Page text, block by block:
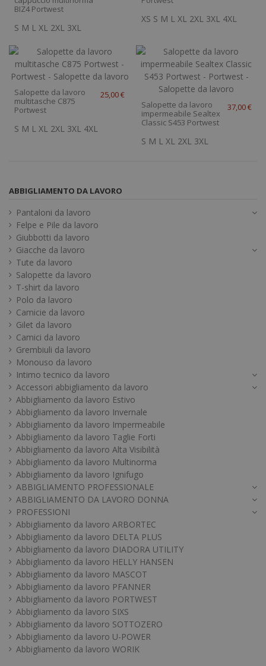
BIZ4 Portwest
S M L XL 2XL 3XL
XS S M L XL 2XL 3XL 4XL
Salopette da lavoro
multitasche C875
Portwest
25,00 €
S M L XL 2XL 3XL 4XL
Salopette da lavoro
impermeabile Sealtex
Classic S453 Portwest
37,00 €
S M L XL 2XL 3XL
ABBIGLIAMENTO DA LAVORO
Pantaloni da lavoro
Felpe e Pile da lavoro
Giubbotti da lavoro
Giacche da lavoro
Tute da lavoro
Salopette da lavoro
T-shirt da lavoro
Polo da lavoro
Camicie da lavoro
Gilet da lavoro
Camici da lavoro
Grembiuli da lavoro
Monouso da lavoro
Intimo tecnico da lavoro
Accessori abbigliamento da lavoro
Abbigliamento da lavoro Estivo
Abbigliamento da lavoro Invernale
Abbigliamento da lavoro Impermeabile
Abbigliamento da lavoro Taglie Forti
Abbigliamento da lavoro Alta Visibilità
Abbigliamento da lavoro Multinorma
Abbigliamento da lavoro Ignifugo
ABBIGLIAMENTO PROFESSIONALE
ABBIGLIAMENTO DA LAVORO DONNA
PROFESSIONI
Abbigliamento da lavoro ARBORTEC
Abbigliamento da lavoro DELTA PLUS
Abbigliamento da lavoro DIADORA UTILITY
Abbigliamento da lavoro HELLY HANSEN
Abbigliamento da lavoro MASCOT
Abbigliamento da lavoro PFANNER
Abbigliamento da lavoro PORTWEST
Abbigliamento da lavoro SIXS
Abbigliamento da lavoro SOTTOZERO
Abbigliamento da lavoro U-POWER
Abbigliamento da lavoro WORIK